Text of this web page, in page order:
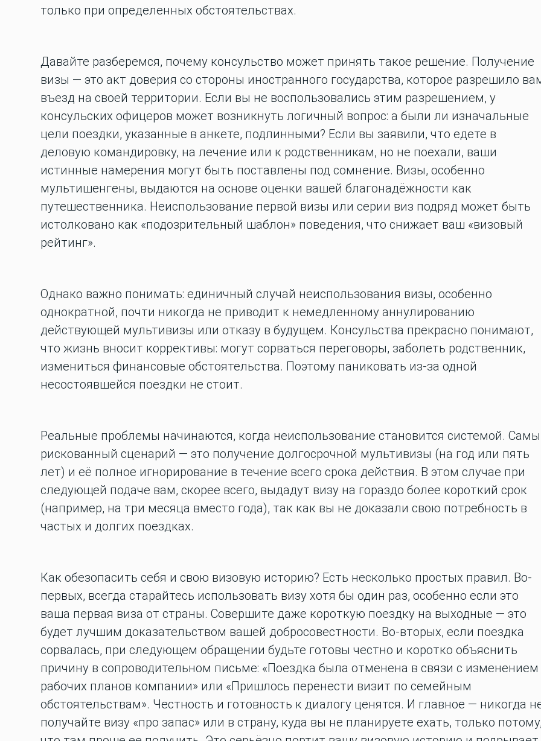
только при определенных обстоятельствах.
Давайте разберемся, почему консульство может принять такое решение. Получение
визы — это акт доверия со стороны иностранного государства, которое разрешило
въезд на своей территории. Если вы не воспользовались этим разрешением, у
консульских офицеров может возникнуть логичный вопрос: а были ли изначальные
цели поездки, указанные в анкете, подлинными? Если вы заявили, что едете в
деловую командировку, на лечение или к родственникам, но не поехали, ваши
истинные намерения могут быть поставлены под сомнение. Визы, особенно
мультишенгены, выдаются на основе оценки вашей благонадёжности как
путешественника. Неиспользование первой визы или серии виз подряд может быть
истолковано как «подозрительный шаблон» поведения, что снижает ваш «визовый
рейтинг».
Однако важно понимать: единичный случай неиспользования визы, особенно
однократной, почти никогда не приводит к немедленному аннулированию
действующей мультивизы или отказу в будущем. Консульства прекрасно понимают,
что жизнь вносит коррективы: могут сорваться переговоры, заболеть родственник,
измениться финансовые обстоятельства. Поэтому паниковать из-за одной
несостоявшейся поездки не стоит.
Реальные проблемы начинаются, когда неиспользование становится системой.
рискованный сценарий — это получение долгосрочной мультивизы (на год или пять
лет) и её полное игнорирование в течение всего срока действия. В этом случае при
следующей подаче вам, скорее всего, выдадут визу на гораздо более короткий срок
(например, на три месяца вместо года), так как вы не доказали свою потребность в
частых и долгих поездках.
Как обезопасить себя и свою визовую историю? Есть несколько простых правил. Во-
первых, всегда старайтесь использовать визу хотя бы один раз, особенно если это
ваша первая виза от страны. Совершите даже короткую поездку на выходные — это
будет лучшим доказательством вашей добросовестности. Во-вторых, если поездка
сорвалась, при следующем обращении будьте готовы честно и коротко объяснить
причину в сопроводительном письме: «Поездка была отменена в связи с изменением
рабочих планов компании» или «Пришлось перенести визит по семейным
обстоятельствам». Честность и готовность к диалогу ценятся. И главное — никогда
получайте визу «про запас» или в страну, куда вы не планируете ехать, только